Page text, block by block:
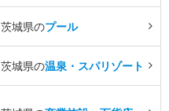
茨城県のプール
茨城県の温泉・スパリゾート